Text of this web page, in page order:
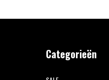
Categorieën